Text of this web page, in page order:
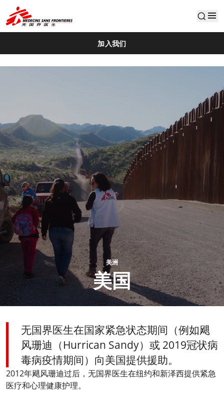
default
加入我们
美洲
美国
无国界医生在国家紧急状态期间（例如飓
风珊迪（Hurrican Sandy）或 2019冠状病
毒病疫情期间）向美国提供援助。
2012年飓风珊迪过后，无国界医生在纽约和新泽西提供紧急
医疗和心理健康护理。